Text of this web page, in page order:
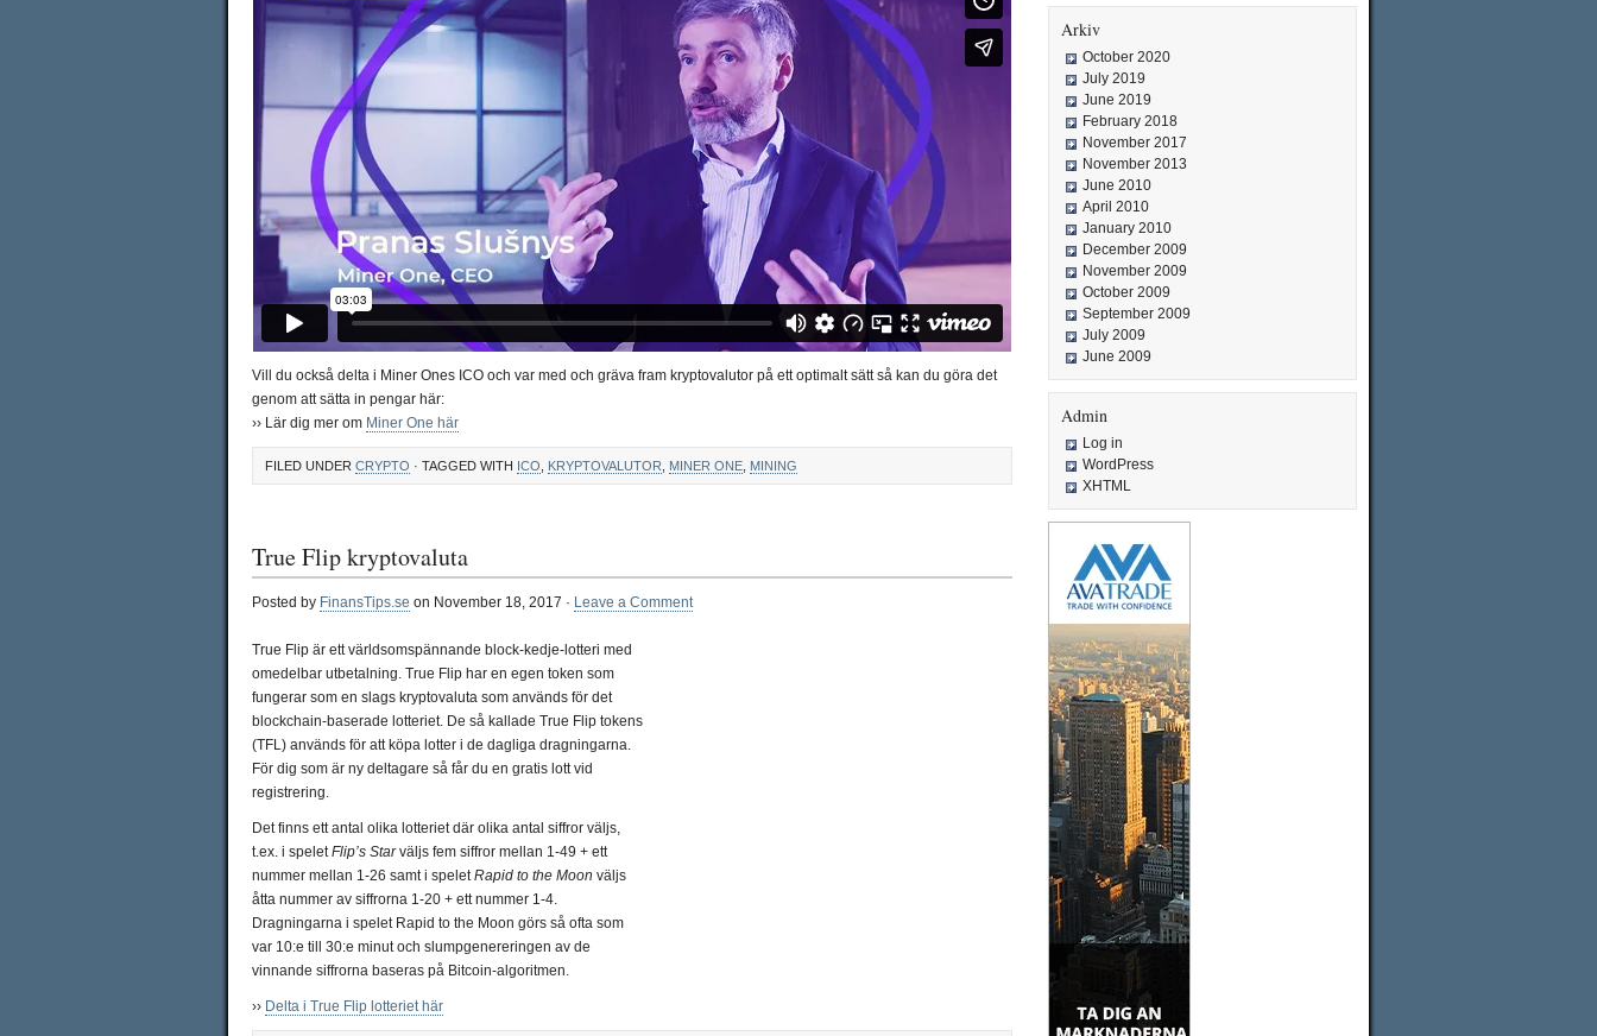
Vill du också delta i Miner Ones ICO och var med och gräva fram kryptovalutor på ett optimalt sätt så kan du göra det
genom att sätta in pengar här:
›› Lär dig mer om Miner One här
FILED UNDER CRYPTO · TAGGED WITH ICO KRYPTOVALUTOR MINER ONE MINING
True Flip kryptovaluta
Posted by FinansTips.se on November 18, 2017 · Leave a Comment
True Flip är ett världsomspännande block-kedje-lotteri med
omedelbar utbetalning. True Flip har en egen token som
fungerar som en slags kryptovaluta som används för det
blockchain-baserade lotteriet. De så kallade True Flip tokens
(TFL) används för att köpa lotter i de dagliga dragningarna.
För dig som är ny deltagare så får du en gratis lott vid
registrering.
Det finns ett antal olika lotteriet där olika antal siffror väljs,
t.ex. i speletFlip’s Starväljs fem siffror mellan 1-49 + ett
nummer mellan 1-26 samt i speletRapid to the Moon väljs
åtta nummer av siffrorna 1-20 + ett nummer 1-4.
Dragningarna i spelet Rapid to the Moon görs så ofta som
var 10:e till 30:e minut och slumpgenereringen av de
vinnande siffrorna baseras på Bitcoin-algoritmen.
›› Delta i True Flip lotteriet här
Arkiv
October 2020
July 2019
June 2019
February 2018
November 2017
November 2013
June 2010
April 2010
January 2010
December 2009
November 2009
October 2009
September 2009
July 2009
June 2009
Admin
Log in
WordPress
XHTML